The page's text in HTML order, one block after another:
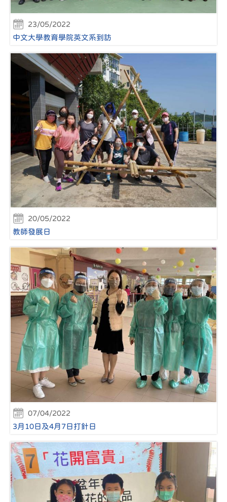
23/05/2022
中文大學教育學院英文系到訪
20/05/2022
教師發展日
07/04/2022
3月10日及4月7日打針日